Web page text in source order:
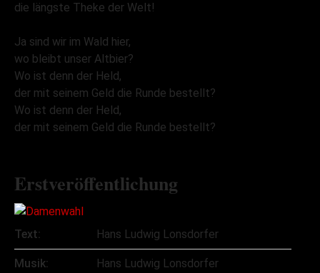
die längste Theke der Welt!
Ja sind wir im Wald hier,
wo bleibt unser Altbier?
Wo ist denn der Held,
der mit seinem Geld die Runde bestellt?
Wo ist denn der Held,
der mit seinem Geld die Runde bestellt?
Erstveröffentlichung
Text: Hans Ludwig Lonsdorfer
Musik: Hans Ludwig Lonsdorfer